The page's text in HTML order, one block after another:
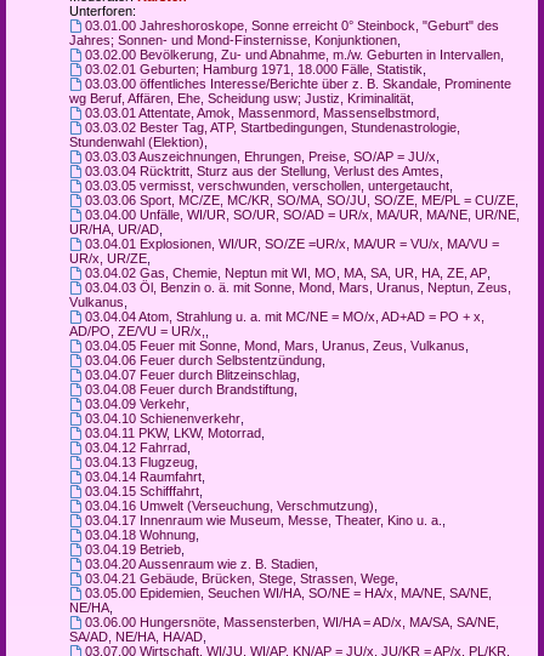
Unterforen:
03.01.00 Jahreshoroskope, Sonne erreicht 0° Steinbock, "Geburt" des
Jahres; Sonnen- und Mond-Finsternisse, Konjunktionen
03.02.00 Bevölkerung, Zu- und Abnahme, m./w. Geburten in Intervallen,
03.02.01 Geburten; Hamburg 1971, 18.000 Fälle, Statistik
03.03.00 öffentliches Interesse/Berichte über z. B. Skandale, Prominente
wg Beruf, Affären, Ehe, Scheidung usw; Justiz, Kriminalität
03.03.01 Attentate, Amok, Massenmord, Massenselbstmord,
03.03.02 Bester Tag, ATP, Startbedingungen, Stundenastrologie,
Stundenwahl (Elektion)
03.03.03 Auszeichnungen, Ehrungen, Preise, SO/AP = JU/x
03.03.04 Rücktritt, Sturz aus der Stellung, Verlust des Amtes
03.03.05 vermisst, verschwunden, verschollen, untergetaucht,
03.03.06 Sport, MC/ZE, MC/KR, SO/MA, SO/JU, SO/ZE, ME/PL = CU/ZE,
03.04.00 Unfälle, WI/UR, SO/UR, SO/AD = UR/x, MA/UR, MA/NE, UR/NE,
UR/HA, UR/AD
03.04.01 Explosionen, WI/UR, SO/ZE =UR/x, MA/UR = VU/x, MA/VU =
UR/x, UR/ZE
03.04.02 Gas, Chemie, Neptun mit WI, MO, MA, SA, UR, HA, ZE, AP,
03.04.03 Öl, Benzin o. ä. mit Sonne, Mond, Mars, Uranus, Neptun, Zeus,
Vulkanus
03.04.04 Atom, Strahlung u. a. mit MC/NE = MO/x, AD+AD = PO + x,
AD/PO, ZE/VU = UR/x,
03.04.05 Feuer mit Sonne, Mond, Mars, Uranus, Zeus, Vulkanus
03.04.06 Feuer durch Selbstentzündung,
03.04.07 Feuer durch Blitzeinschlag,
03.04.08 Feuer durch Brandstiftung,
03.04.09 Verkehr,
03.04.10 Schienenverkehr,
03.04.11 PKW, LKW, Motorrad,
03.04.12 Fahrrad,
03.04.13 Flugzeug,
03.04.14 Raumfahrt,
03.04.15 Schifffahrt,
03.04.16 Umwelt (Verseuchung, Verschmutzung)
03.04.17 Innenraum wie Museum, Messe, Theater, Kino u. a.
03.04.18 Wohnung,
03.04.19 Betrieb,
03.04.20 Aussenraum wie z. B. Stadien,
03.04.21 Gebäude, Brücken, Stege, Strassen, Wege,
03.05.00 Epidemien, Seuchen WI/HA, SO/NE = HA/x, MA/NE, SA/NE,
NE/HA
03.06.00 Hungersnöte, Massensterben, WI/HA = AD/x, MA/SA, SA/NE,
SA/AD, NE/HA, HA/AD
03.07.00 Wirtschaft, WI/JU, WI/AP, KN/AP = JU/x, JU/KR = AP/x, PL/KR,